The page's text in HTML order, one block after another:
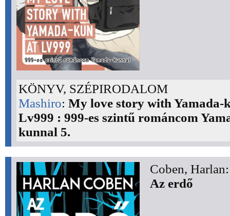
KÖNYV, SZÉPIRODALOM
Mashiro: My love story with Yamada-
Lv999 : 999-es szintű románcom
kunnal 5.
Coben, Harlan:
Az erdő